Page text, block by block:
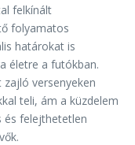
felkínált
folyamatos
határokat is
életre a futókban.
versenyeken
teli, ám a küzdelem
és felejthetetlen